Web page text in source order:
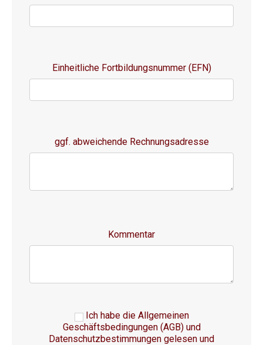
Einheitliche Fortbildungsnummer (EFN)
ggf. abweichende Rechnungsadresse
Kommentar
Ich habe die Allgemeinen
Geschäftsbedingungen (AGB) und
Datenschutzbestimmungen gelesen und